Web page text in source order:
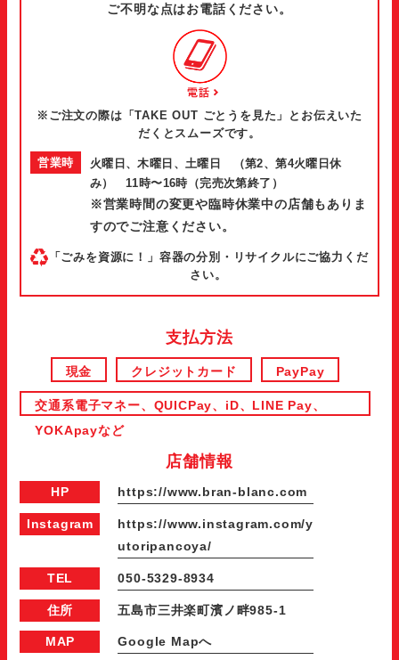
ご不明な点はお電話ください。
※ご注文の際は「TAKE OUT ごとうを見た」とお伝えいた
だくとスムーズです。
営業時
火曜日、木曜日、土曜日 （第2、第4火曜日休
み） 11時〜16時（完売次第終了）
※営業時間の変更や臨時休業中の店舗もありま
すのでご注意ください。
「ごみを資源に！」容器の分別・リサイクルにご協力くだ
さい。
支払方法
現金 クレジットカード PayPay
交通系電子マネー、QUICPay、iD、LINE Pay、
YOKApayなど
店舗情報
HP https://www.bran-blanc.com
Instagram
https://www.instagram.com/y
utoripancoya/
TEL 050-5329-8934
住所 五島市三井楽町濱ノ畔985-1
MAP Google Mapへ